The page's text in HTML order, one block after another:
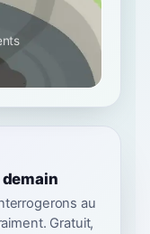
au
Gratuit,